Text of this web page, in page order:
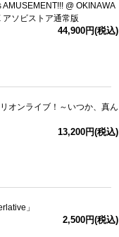
AMUSEMENT!!! @ OKINAWA
ソビストア通常版
44,900円(税込)
オンライブ！～いつか、真ん
13,200円(税込)
」
2,500円(税込)